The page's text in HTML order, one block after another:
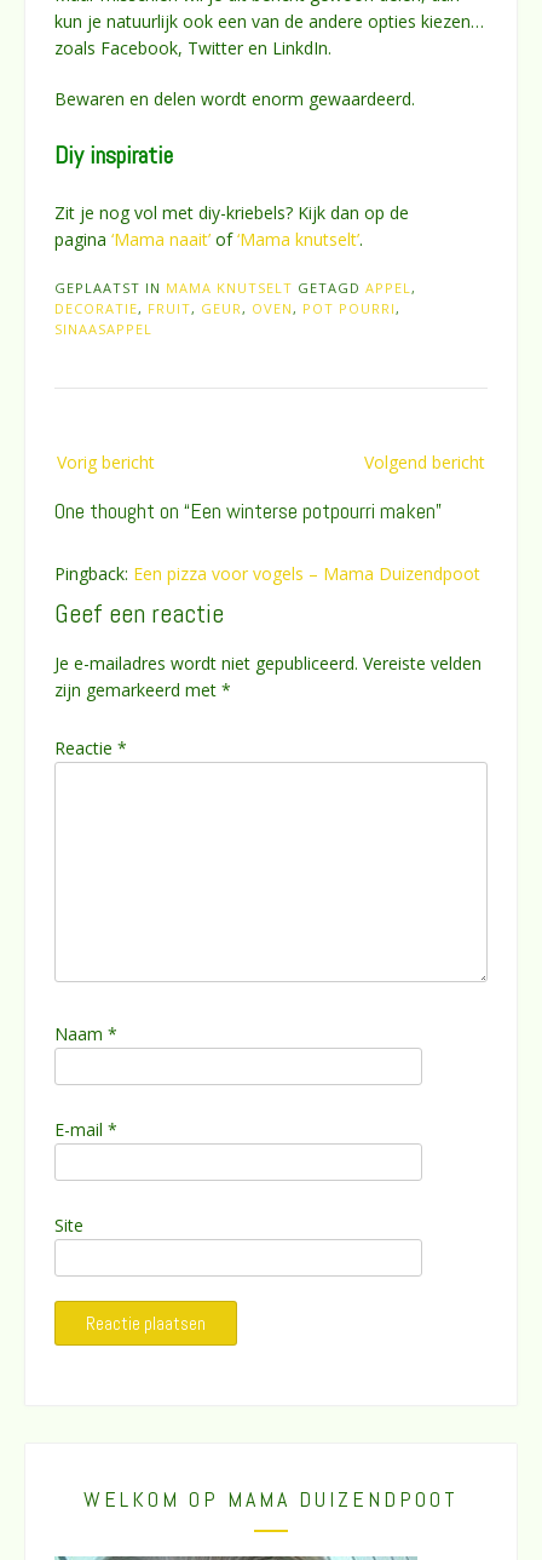
kun je natuurlijk ook een van de andere opties kiezen…
zoals Facebook, Twitter en LinkdIn.
Bewaren en delen wordt enorm gewaardeerd.
Diy inspiratie
Zit je nog vol met diy-kriebels? Kijk dan op de
pagina ‘Mama naait’ of‘Mama knutselt’.
GEPLAATST IN MAMA KNUTSELT GETAGD APPEL,
DECORATIE, FRUIT, GEUR, OVEN, POT POURRI,
SINAASAPPEL
navigatie
Vorig bericht Volgend bericht
One thought on “Een winterse potpourri maken”
Pingback: Een pizza voor vogels – Mama Duizendpoot
Geef een reactie
Je e-mailadres wordt niet gepubliceerd. Vereiste velden
zijn gemarkeerd met *
Reactie *
Naam *
E-mail *
Site
WELKOM OP MAMA DUIZENDPOOT